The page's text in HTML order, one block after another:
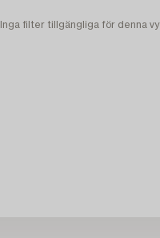
Inga filter tillgängliga för denna vy